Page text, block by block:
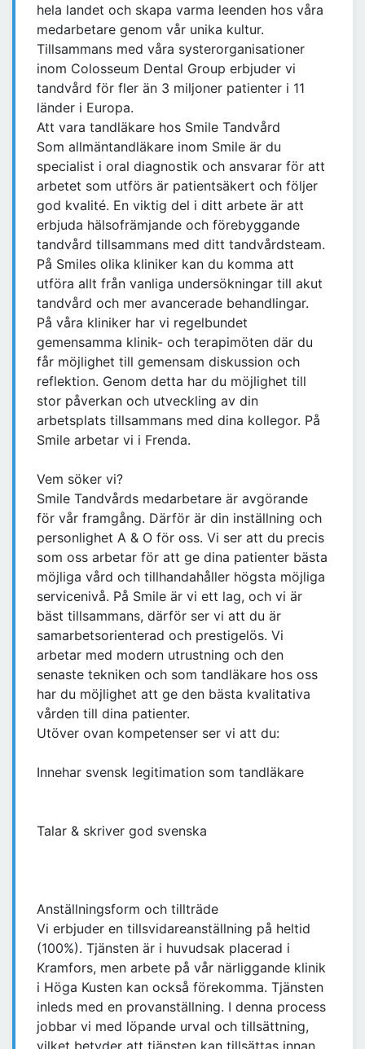
hela landet och skapa varma leenden hos våra
medarbetare genom vår unika kultur.
Tillsammans med våra systerorganisationer
inom Colosseum Dental Group erbjuder vi
tandvård för fler än 3 miljoner patienter i 11
länder i Europa.
Att vara tandläkare hos Smile Tandvård
Som allmäntandläkare inom Smile är du
specialist i oral diagnostik och ansvarar för att
arbetet som utförs är patientsäkert och följer
god kvalité. En viktig del i ditt arbete är att
erbjuda hälsofrämjande och förebyggande
tandvård tillsammans med ditt tandvårdsteam.
På Smiles olika kliniker kan du komma att
utföra allt från vanliga undersökningar till akut
tandvård och mer avancerade behandlingar.
På våra kliniker har vi regelbundet
gemensamma klinik- och terapimöten där du
får möjlighet till gemensam diskussion och
reflektion. Genom detta har du möjlighet till
stor påverkan och utveckling av din
arbetsplats tillsammans med dina kollegor. På
Smile arbetar vi i Frenda.
Vem söker vi?
Smile Tandvårds medarbetare är avgörande
för vår framgång. Därför är din inställning och
personlighet A & O för oss. Vi ser att du precis
som oss arbetar för att ge dina patienter bästa
möjliga vård och tillhandahåller högsta möjliga
servicenivå. På Smile är vi ett lag, och vi är
bäst tillsammans, därför ser vi att du är
samarbetsorienterad och prestigelös. Vi
arbetar med modern utrustning och den
senaste tekniken och som tandläkare hos oss
har du möjlighet att ge den bästa kvalitativa
vården till dina patienter.
Utöver ovan kompetenser ser vi att du:
Innehar svensk legitimation som tandläkare
Talar & skriver god svenska
Anställningsform och tillträde
Vi erbjuder en tillsvidareanställning på heltid
(100%). Tjänsten är i huvudsak placerad i
Kramfors, men arbete på vår närliggande klinik
i Höga Kusten kan också förekomma. Tjänsten
inleds med en provanställning. I denna process
jobbar vi med löpande urval och tillsättning,